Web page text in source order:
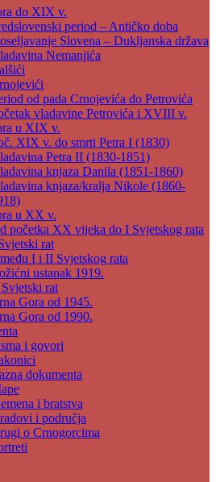
do XIX v.
period – Antičko doba
Slovena – Dukljanska država
Nemanjića
od pada Crnojevića do Petrovića
vladavine Petrovića i XVIII v.
u XIX v.
XIX v. do smrti Petra I (1830)
Petra II (1830-1851)
knjaza Danila (1851-1860)
knjaza/kralja Nikole (1860-
u XX v.
početka XX vijeka do I Svjetskog rata
rat
I i II Svjetskog rata
ustanak 1919.
rat
Gora od 1945.
Gora od 1990.
i govori
dokumenta
i bratstva
i područja
o Crnogorcima